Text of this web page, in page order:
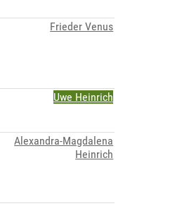
Frieder Venus
Uwe Heinrich
Alexandra-Magdalena
Heinrich